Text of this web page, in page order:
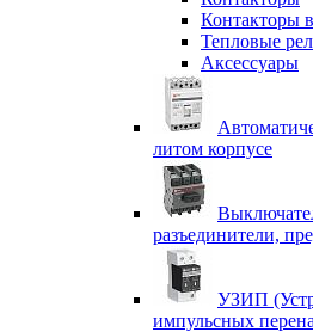
Контакторы
Тепловые
Аксессуары
литом корпусе
разъединители,
УЗИП
импульсных